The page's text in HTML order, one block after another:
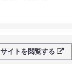
サイトを閲覧する